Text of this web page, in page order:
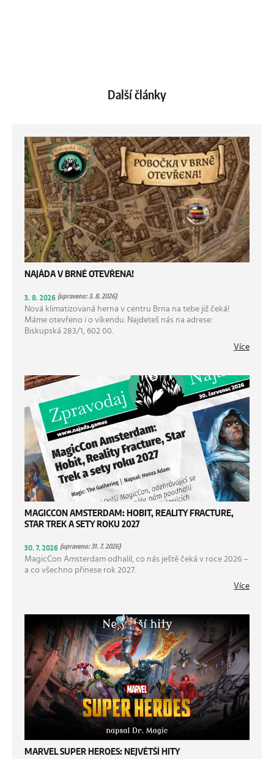
Další články
NAJÁDA V BRNĚ OTEVŘENA!
3. 8. 2026 (upraveno: 3. 8. 2026)
Nová klimatizovaná herna v centru Brna na tebe již čeká!
Máme otevřeno i o víkendu. Najdeteš nás na adrese:
Biskupská 283/1, 602 00.
Více
MAGICCON AMSTERDAM: HOBIT, REALITY FRACTURE,
STAR TREK A SETY ROKU 2027
30. 7. 2026 (upraveno: 31. 7. 2026)
MagicCon Amsterdam odhalil, co nás ještě čeká v roce 2026 –
a co všechno přinese rok 2027.
Více
MARVEL SUPER HEROES: NEJVĚTŠÍ HITY